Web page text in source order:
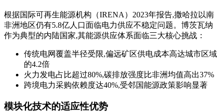
根据国际可再生能源机构（IRENA）2023年报告,撒哈拉以南
非洲地区仍有5.8亿人口面临电力供应不稳定问题。博茨瓦纳
作为典型的内陆国家,其能源供应体系面临三大核心挑战：
传统电网覆盖半径受限,偏远矿区供电成本高达城市区域
的4.2倍
火力发电占比超过80%,碳排放强度比非洲均值高出37%
跨境电力采购依赖度达40%,受邻国能源政策影响显著
模块化技术的适应性优势